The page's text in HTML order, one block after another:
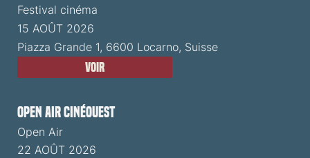
Festival cinéma
15 AOÛT 2026
Piazza Grande 1, 6600 Locarno, Suisse
Voir
Open Air CinéOuest
Open Air
22 AOÛT 2026